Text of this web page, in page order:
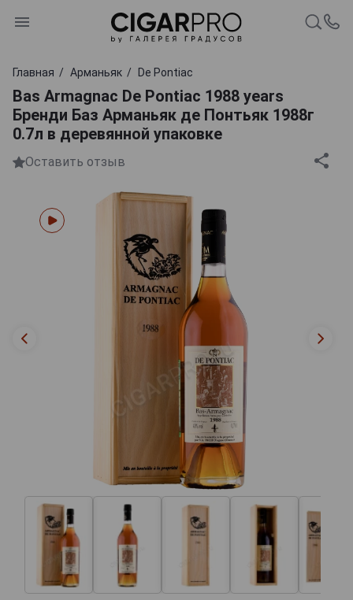
Главная Арманьяк De Pontiac
Bas Armagnac De Pontiac 1988 years
Бренди Баз Арманьяк де Понтьяк 1988г
0.7л в деревянной упаковке
Оставить отзыв